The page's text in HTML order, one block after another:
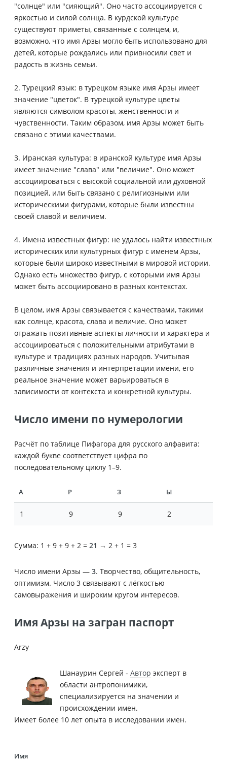
"солнце" или "сияющий". Оно часто ассоциируется с
яркостью и силой солнца. В курдской культуре
существуют приметы, связанные с солнцем, и,
возможно, что имя Арзы могло быть использовано для
детей, которые рождались или привносили свет и
радость в жизнь семьи.
2. Турецкий язык: в турецком языке имя Арзы имеет
значение "цветок". В турецкой культуре цветы
являются символом красоты, женственности и
чувственности. Таким образом, имя Арзы может быть
связано с этими качествами.
3. Иранская культура: в иранской культуре имя Арзы
имеет значение "слава" или "величие". Оно может
ассоциироваться с высокой социальной или духовной
позицией, или быть связано с религиозными или
историческими фигурами, которые были известны
своей славой и величием.
4. Имена известных фигур: не удалось найти известных
исторических или культурных фигур с именем Арзы,
которые были широко известными в мировой истории.
Однако есть множество фигур, с которыми имя Арзы
может быть ассоциировано в разных контекстах.
В целом, имя Арзы связывается с качествами, такими
как солнце, красота, слава и величие. Оно может
отражать позитивные аспекты личности и характера и
ассоциироваться с положительными атрибутами в
культуре и традициях разных народов. Учитывая
различные значения и интерпретации имени, его
реальное значение может варьироваться в
зависимости от контекста и конкретной культуры.
Число имени по нумерологии
Расчёт по таблице Пифагора для русского алфавита:
каждой букве соответствует цифра по
последовательному циклу 1–9.
А Р З Ы
1 9 9 2
Сумма: 1 + 9 + 9 + 2 = 21 → 2 + 1 = 3
Число имени Арзы — 3. Творчество, общительность,
оптимизм. Число 3 связывают с лёгкостью
самовыражения и широким кругом интересов.
Имя Арзы на загран паспорт
Arzy
Шанаурин Сергей - Автор эксперт в
области антропонимики,
специализируется на значении и
происхождении имен.
Имеет более 10 лет опыта в исследовании имен.
Имя